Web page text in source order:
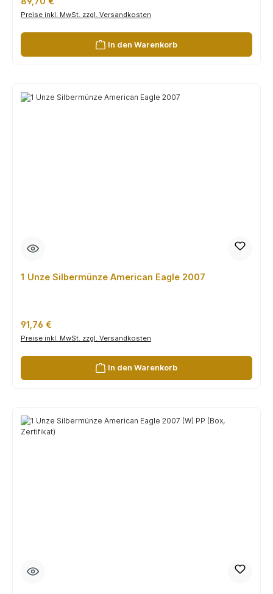
Preise inkl. MwSt. zzgl. Versandkosten
In den Warenkorb
1 Unze Silbermünze American Eagle 2007
Regulärer Preis:
91,76 €
Preise inkl. MwSt. zzgl. Versandkosten
In den Warenkorb